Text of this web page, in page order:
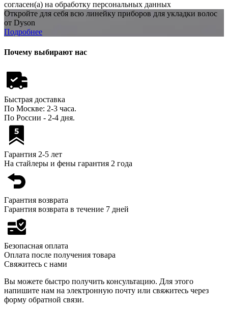
согласен(а) на обработку персональных данных
Откройте для себя всю линейку приборов для укладки волос
от Dyson
Подробнее
Почему выбирают нас
Быстрая доставка
По Москве: 2-3 часа.
По России - 2-4 дня.
Гарантия 2-5 лет
На стайлеры и фены гарантия 2 года
Гарантия возврата
Гарантия возврата в течение 7 дней
Безопасная оплата
Оплата после получения товара
Свяжитесь с нами
Вы можете быстро получить консультацию. Для этого
напишите нам на электронную почту или свяжитесь через
форму обратной связи.